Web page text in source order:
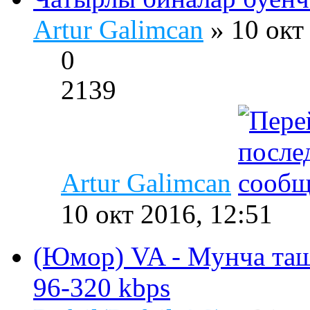
Artur Galimcan » 10
0
2139
Artur Galimcan
10 окт 2016, 12:51
(Юмор) VA - Мунча
96-320 kbps